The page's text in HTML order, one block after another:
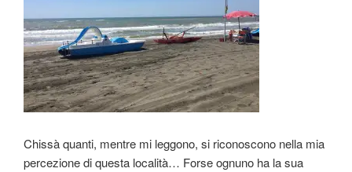
Chissà quanti, mentre mi leggono, si riconoscono nella mia
percezione di questa località… Forse ognuno ha la sua